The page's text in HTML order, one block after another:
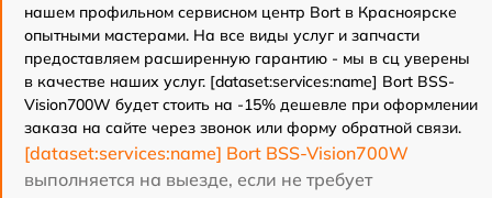
нашем профильном сервисном центр Bort в Красноярске
опытными мастерами. На все виды услуг и запчасти
предоставляем расширенную гарантию - мы в сц уверены
в качестве наших услуг. [dataset:services:name] Bort BSS-
Vision700W будет стоить на -15% дешевле при оформлении
заказа на сайте через звонок или форму обратной связи.
[dataset:services:name] Bort BSS-Vision700W
выполняется на выезде, если не требует